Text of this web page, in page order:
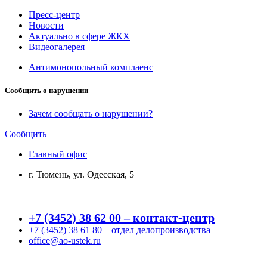
Пресс-центр
Новости
Актуально в сфере ЖКХ
Видеогалерея
Антимонопольный комплаенс
Сообщить о нарушении
Зачем сообщать о нарушении?
Сообщить
Главный офис
г. Тюмень, ул. Одесская, 5
+7 (3452) 38 62 00 – контакт-центр
+7 (3452) 38 61 80 – отдел делопроизводства
office@ao-ustek.ru